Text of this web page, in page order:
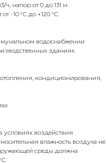
ч, напор от 0 до 131 м.
-10 °С до +120 °С.
водоснабжении
зданиях
кондиционирования,
условиях воздействия
влажность воздуха не
среды должна